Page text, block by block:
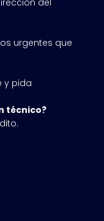
urgentes que
y pida
técnico?